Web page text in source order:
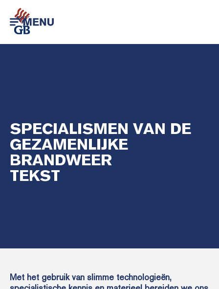
SPECIALISMEN VAN DE
GEZAMENLIJKE
BRANDWEER
TEKST
Met het gebruik van slimme technologieën,